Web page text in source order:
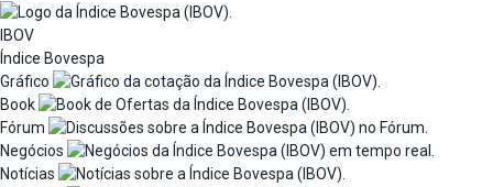
IBOV
Índice Bovespa
Gráfico
Book
Fórum
Negócios
Notícias